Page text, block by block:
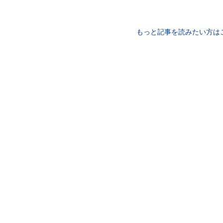
もっと記事を読みたい方は